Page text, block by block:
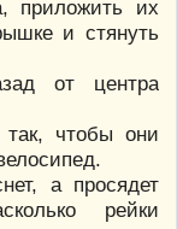
приложить их
и стянуть
от центра
чтобы они
а просядет
рейки